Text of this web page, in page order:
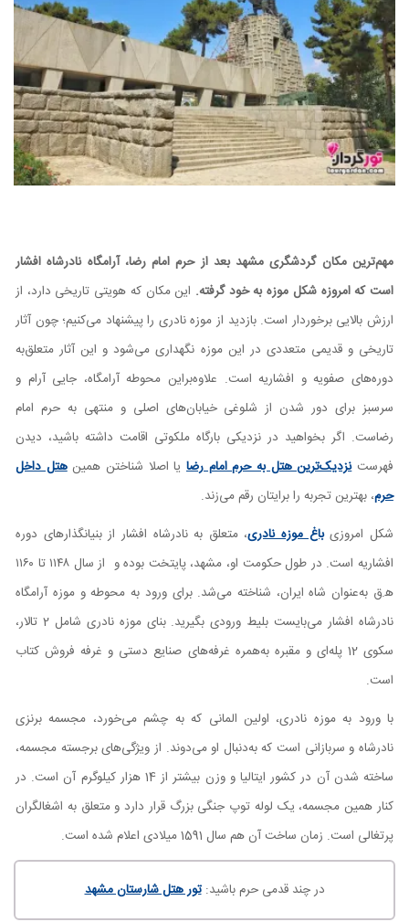
مهم‌ترین مکان گردشگری مشهد بعد از حرم امام رضا، آرامگاه نادرشاه افشار
است که امروزه شکل موزه به خود گرفته. این مکان که هویتی تاریخی دارد، از
ارزش بالایی برخوردار است. بازدید از موزه نادری را پیشنهاد می‌کنیم؛ چون آثار
تاریخی و قدیمی متعددی در این موزه نگهداری می‌شود و این آثار متعلق‌به
دوره‌های صفویه و افشاریه است. علاوه‌براین محوطه آرامگاه، جایی آرام و
سرسبز برای دور شدن از شلوغی خیابان‌های اصلی و منتهی به حرم امام
رضاست. اگر بخواهید در نزدیکی بارگاه ملکوتی اقامت داشته باشید، دیدن
فهرستنزدیک‌ترین هتل به حرم امام رضایا اصلا شناختن همینهتل داخل
حرم، بهترین تجربه را برایتان رقم می‌زند.
شکل امروزیباغ موزه نادری، متعلق به نادرشاه افشار از بنیانگذارهای دوره
افشاریه است. در طول حکومت او، مشهد، پایتخت بوده و از سال ۱۱۴۸ تا ۱۱۶۰
ه‍.ق به‌عنوان شاه ایران، شناخته می‌شد. برای ورود به محوطه و موزه آرامگاه
نادرشاه افشار می‌بایست بلیط ورودی بگیرید. بنای موزه نادری شامل 2 تالار،
سکوی 12 پله‌ای و مقبره به‌همره غرفه‌های صنایع دستی و غرفه فروش کتاب
است.
با ورود به موزه نادری، اولین المانی که به چشم می‌خورد، مجسمه برنزی
نادرشاه و سربازانی‌ است که به‌دنبال او می‌دوند. از ویژگی‌های برجسته مجسمه،
ساخته شدن آن در کشور ایتالیا و وزن بیشتر از 14 هزار کیلوگرم آن است. در
کنار همین مجسمه، یک لوله توپ جنگی بزرگ قرار دارد و متعلق به اشغالگران
پرتغالی است. زمان ساخت آن هم سال 1591 میلادی اعلام شده است.
در چند قدمی حرم باشید:تور هتل شارستان مشهد